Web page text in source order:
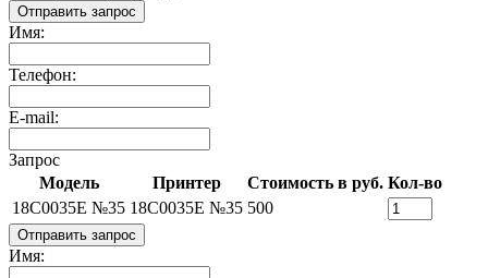
Отправить запрос
Имя:
Телефон:
E-mail:
Запрос
Модель
Принтер Стоимость в руб. Кол-во
18C0035E №35 18C0035E №35 500
Отправить запрос
Имя: